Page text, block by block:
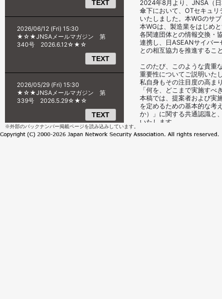
※外部のバックナンバー掲載ページを読み込みしています。